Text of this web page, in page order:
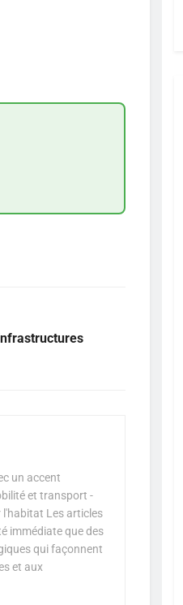
un accent
et transport -
l'habitat Les articles
immédiate que des
qui façonnent
et aux